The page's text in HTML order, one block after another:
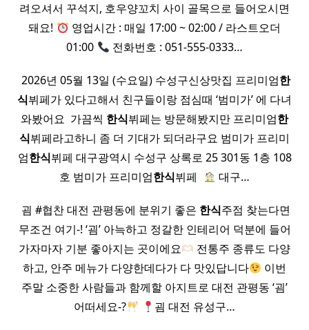
려오셔서 꾸석지, 호우양꼬치 사이 골목으로 들어오시면
돼요!
영업시간 : 매일 17:00 ~ 02:00 / 라스트오더
01:00
전화번호 : 051-555-0333…
​ 2026년 05월 13일 (수요일) 수성구신상맛집 프리미엄한
식뷔페가 있다고해서 친구들이랑 점심때 ‘범미가’ 에 다녀
와봤어요 ​ 가끔씩 한식뷔페는 방문해봤지만 프리미엄한
식뷔페라고하니 좀 더 기대가 되더라구요 범미가 프리미
엄한식뷔페 대구광역시 수성구 상록로 25 301동 1층 108
호 범미가 프리미엄한식뷔페 ​ 대구…
​ 굄 #협찬 대전 관평동에 분위기 좋은 한식주점 찾는다면
무조건 여기-! ‘굄’ 아늑하고 정갈한 인테리어 덕분에 들어
가자마자 기분 좋아지는 곳이에요
전통주 종류도 다양
하고, 안주 메뉴가 다양한데다가 다 맛있답니다
이번
주말 소중한 사람들과 함께할 아지트로 대전 관평동 ‘굄’
어떠세요-?
굄 대전 유성구…